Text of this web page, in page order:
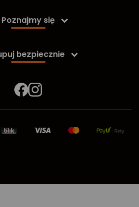
Poznajmy się 
bezpiecznie 